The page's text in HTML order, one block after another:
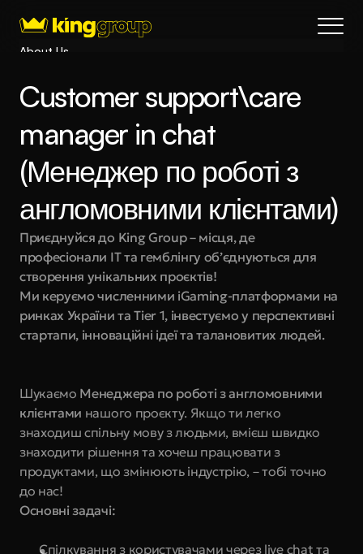
About Us
Services
Coming Soon
King Interns
404
Book a call
Customer support\care
manager in chat
(Менеджер по роботі з
англомовними клієнтами)
Приєднуйся до King Group – місця, де
професіонали IT та гемблінгу об’єднуються для
створення унікальних проєктів!
Ми керуємо численними iGaming-платформами на
ринках України та Tier 1, інвестуємо у перспективні
стартапи, інноваційні ідеї та талановитих людей.
Шукаємо Менеджера по роботі з англомовними
клієнтами нашого проєкту. Якщо ти легко
знаходиш спільну мову з людьми, вмієш швидко
знаходити рішення та хочеш працювати з
продуктами, що змінюють індустрію, – тобі точно
до нас!
Основні задачі:
Спілкування з користувачами через live chat та